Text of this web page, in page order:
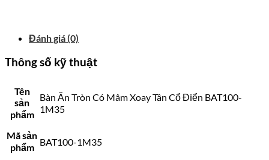
Đánh giá (0)
Thông số kỹ thuật
Tên
sản
phẩm
Bàn Ăn Tròn Có Mâm Xoay Tân Cổ Điển BAT100-
1M35
Mã sản
phẩm BAT100-1M35